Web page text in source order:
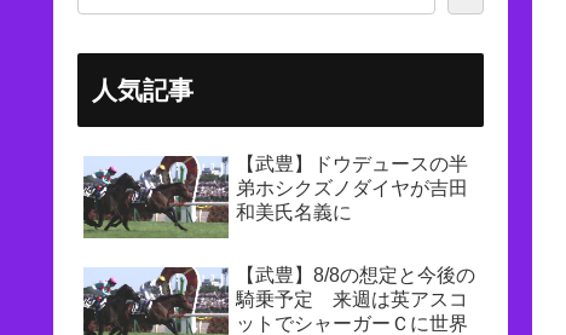
人気記事
【武豊】ドウデュースの半
弟ホシクズノダイヤが吉田
和美氏名義に
【武豊】8/8の想定と今後の
騎乗予定 来週は英アスコ
ットでシャーガーＣに世界